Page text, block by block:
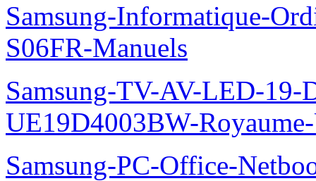
Samsung-Informatique-
S06FR-Manuels
Samsung-TV-AV-LED-
UE19D4003BW-
Samsung-PC-Office-